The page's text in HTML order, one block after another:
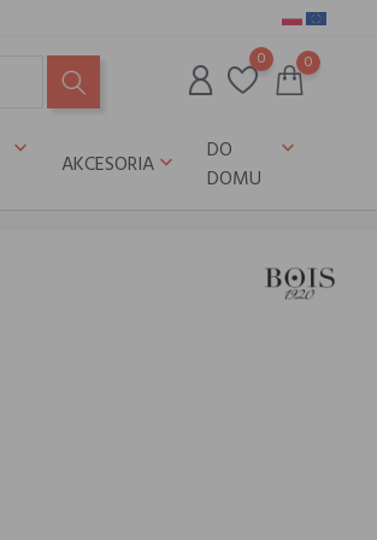
0 0
keyboard_arrow_down
AKCESORIAkeyboard_arrow_down
DO
DOMU
keyboard_arrow_down